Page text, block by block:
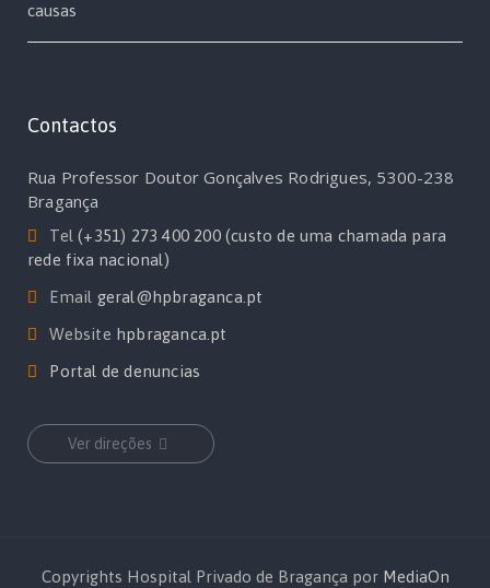
causas
Contactos
Rua Professor Doutor Gonçalves Rodrigues, 5300-238
Bragança
Tel(+351) 273 400 200 (custo de uma chamada para
rede fixa nacional)
Email geral@hpbraganca.pt
Website hpbraganca.pt
Portal de denuncias
Ver direções
Copyrights Hospital Privado de Bragança por MediaOn